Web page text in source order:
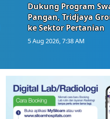
Dukung Program
Pangan, Tridjaya
ke Sektor Pertanian
5 Aug 2026, 7:38 AM